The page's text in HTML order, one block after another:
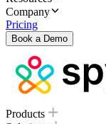
Company
Pricing
Book a Demo
Products